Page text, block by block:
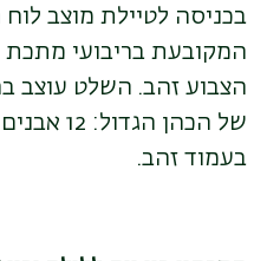
בכניסה לטיילת מוצב
המקובעת בריבועי מתכת
הצבוע זהב. השלט עוצב
של הכהן
בעמוד זהב.